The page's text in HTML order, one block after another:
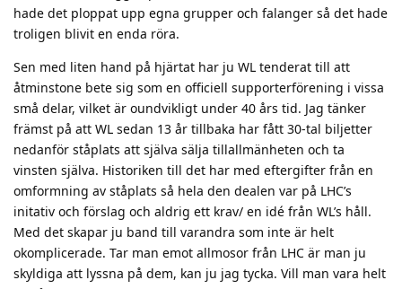
hade det ploppat upp egna grupper och falanger så det hade
troligen blivit en enda röra.
Sen med liten hand på hjärtat har ju WL tenderat till att
åtminstone bete sig som en officiell supporterförening i vissa
små delar, vilket är oundvikligt under 40 års tid. Jag tänker
främst på att WL sedan 13 år tillbaka har fått 30-tal biljetter
nedanför ståplats att själva sälja tillallmänheten och ta
vinsten själva. Historiken till det har med eftergifter från en
omformning av ståplats så hela den dealen var på LHC’s
initativ och förslag och aldrig ett krav/ en idé från WL’s håll.
Med det skapar ju band till varandra som inte är helt
okomplicerade. Tar man emot allmosor från LHC är man ju
skyldiga att lyssna på dem, kan ju jag tycka. Vill man vara helt